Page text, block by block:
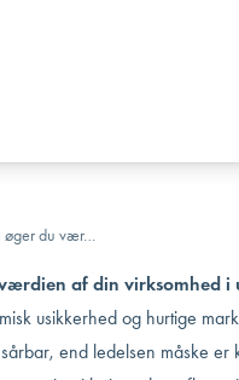
øger du vær…
af din virksomhed i
usikkerhed og hurtige
end ledelsen måske er